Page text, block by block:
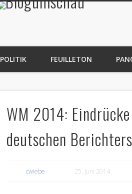
POLITIK FEUILLETON
WM 2014:
deutschen
cwiebe 25. Juni 2014